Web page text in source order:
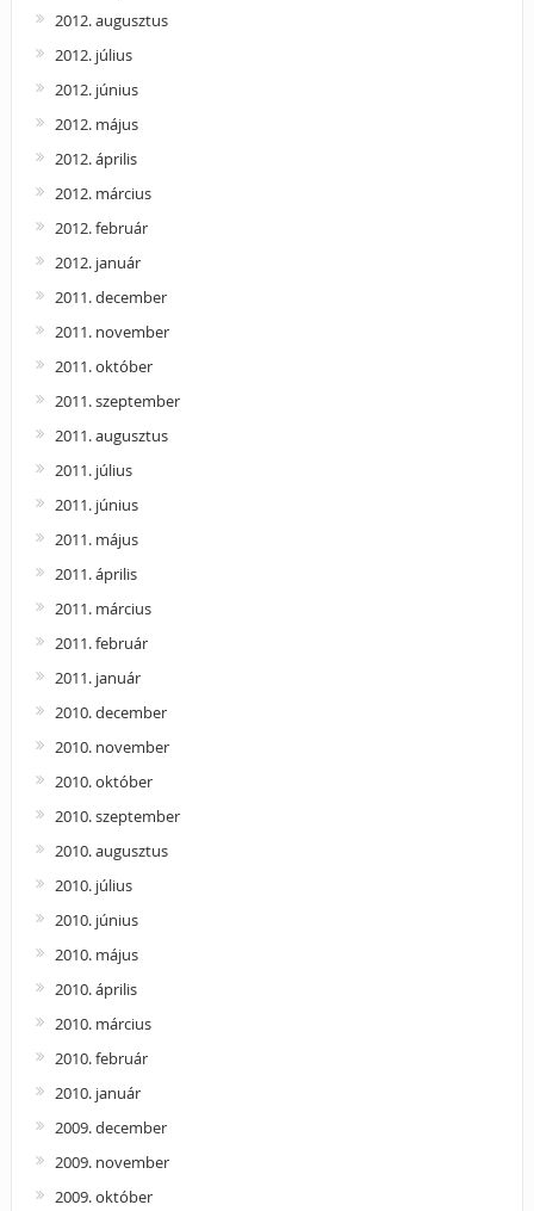
2012. augusztus
2012. július
2012. június
2012. május
2012. április
2012. március
2012. február
2012. január
2011. december
2011. november
2011. október
2011. szeptember
2011. augusztus
2011. július
2011. június
2011. május
2011. április
2011. március
2011. február
2011. január
2010. december
2010. november
2010. október
2010. szeptember
2010. augusztus
2010. július
2010. június
2010. május
2010. április
2010. március
2010. február
2010. január
2009. december
2009. november
2009. október